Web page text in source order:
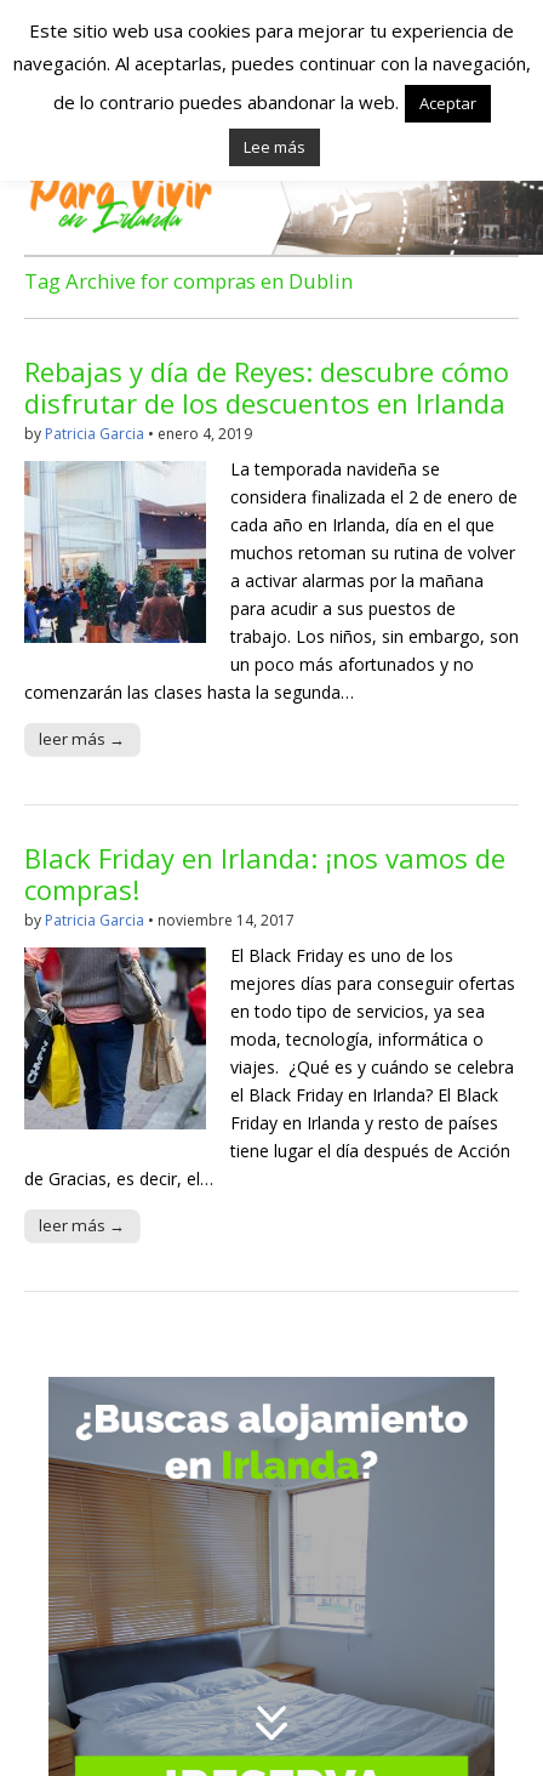
Españoles en
Irlanda – Vivir en
Irlanda – Trabajo
en Irlanda –
Alojamiento en
Irlanda
Blog dedicado a los que viven, estudian y trabajan en
Irlanda!
Tag Archive for compras en Dublin
Rebajas y día de Reyes: descubre cómo
disfrutar de los descuentos en Irlanda
by Patricia Garcia • enero 4, 2019
La temporada navideña se
considera finalizada el 2 de enero de
cada año en Irlanda, día en el que
muchos retoman su rutina de volver
a activar alarmas por la mañana
para acudir a sus puestos de
trabajo. Los niños, sin embargo, son
un poco más afortunados y no
comenzarán las clases hasta la segunda…
leer más →
Black Friday en Irlanda: ¡nos vamos de
compras!
by Patricia Garcia • noviembre 14, 2017
El Black Friday es uno de los
mejores días para conseguir ofertas
en todo tipo de servicios, ya sea
moda, tecnología, informática o
viajes. ¿Qué es y cuándo se celebra
el Black Friday en Irlanda? El Black
Friday en Irlanda y resto de países
tiene lugar el día después de Acción
de Gracias, es decir, el…
leer más →
Este sitio web usa cookies para mejorar tu experiencia de
navegación. Al aceptarlas, puedes continuar con la navegación,
de lo contrario puedes abandonar la web.
Aceptar
Lee más